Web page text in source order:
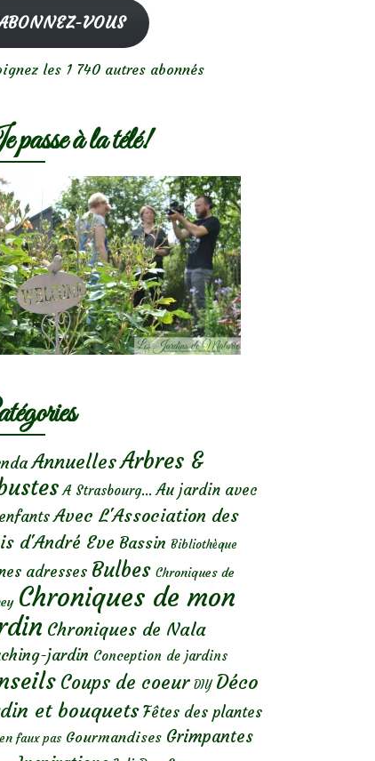
VOUS
les 1 740 autres abonnés
à la télé!
AnnuellesArbres &
A Strasbourg... Au jardin avec
Avec L'Association des
d'André Eve Bassin Bibliothèque
adresses Bulbes Chroniques de
Chroniques de mon
Chroniques de Nala
jardin Conception de jardins
Coups de coeur DIY Déco
et bouquets Fêtes des plantes
faux pas Gourmandises Grimpantes